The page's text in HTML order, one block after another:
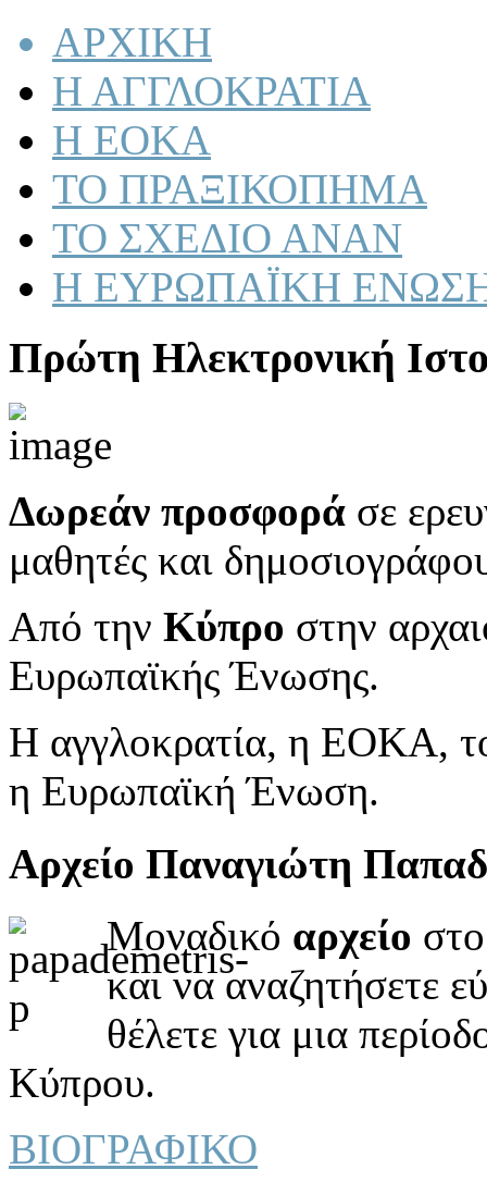
ΑΡΧΙΚΗ
Η ΑΓΓΛΟΚΡΑΤΙΑ
Η ΕΟΚΑ
ΤΟ ΠΡΑΞΙΚΟΠΗΜΑ
ΤΟ ΣΧΕΔΙΟ ΑΝΑΝ
Η ΕΥΡΩΠΑΪΚΗ
Πρώτη Ηλεκτρονική
Δωρεάν προσφορά σε
μαθητές και
Από την Κύπρο στην
Ευρωπαϊκής Ένωσης.
Η αγγλοκρατία, η ΕΟΚΑ,
η Ευρωπαϊκή Ένωση.
Αρχείο Παναγιώτη
Μοναδικό αρχείο
και να αναζητήσετε
θέλετε για μια
Κύπρου.
ΒΙΟΓΡΑΦΙΚΟ